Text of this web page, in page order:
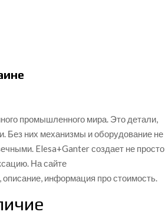
промышленного мира. Это детали,
Без них механизмы и оборудование не
Elesa+Ganter создает не просто
На сайте
информация про стоимость.